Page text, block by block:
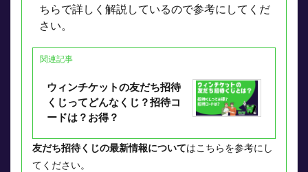
ちらで詳しく解説しているので参考にしてくだ
さい。
関連記事
ウィンチケットの友だち招待
くじってどんなくじ？招待コ
ードは？お得？
友だち招待くじの最新情報についてはこちらを参考にし
てください。